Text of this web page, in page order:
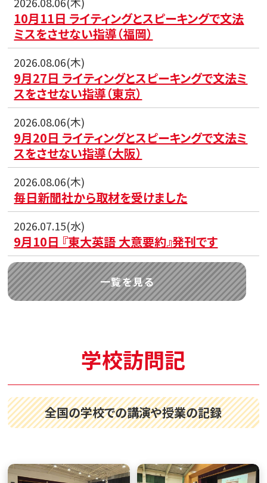
10月11日 ライティングとスピーキングで文法
ミスをさせない指導（福岡）
2026.08.06(木)
9月27日 ライティングとスピーキングで文法ミ
スをさせない指導（東京）
2026.08.06(木)
9月20日 ライティングとスピーキングで文法ミ
スをさせない指導（大阪）
2026.08.06(木)
毎日新聞社から取材を受けました
2026.07.15(水)
9月10日 『東大英語 大意要約』発刊です
一覧を見る
学校訪問記
全国の学校での講演や授業の記録